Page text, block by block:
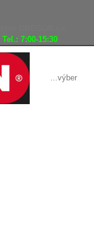
7:00-15:30
...výber